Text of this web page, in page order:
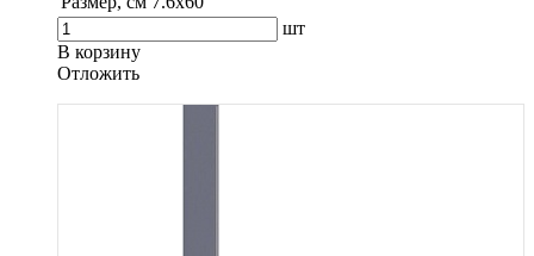
шт
В корзину
Oтложить